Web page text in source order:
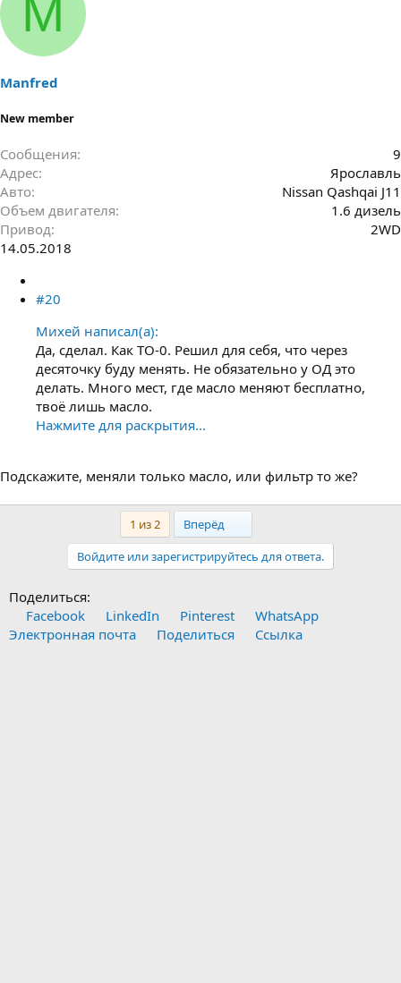
M
Manfred
New member
Сообщения
9
Адрес
Ярославль
Авто
Nissan Qashqai J11
Объем двигателя
1.6 дизель
Привод
2WD
14.05.2018
#20
Михей написал(а):
Да, сделал. Как ТО-0. Решил для себя, что через
десяточку буду менять. Не обязательно у ОД это
делать. Много мест, где масло меняют бесплатно,
твоё лишь масло.
Нажмите для раскрытия...
Подскажите, меняли только масло, или фильтр то же?
1 из 2 Вперёд
Войдите или зарегистрируйтесь для ответа.
Поделиться:
Facebook
LinkedIn Pinterest
WhatsApp
Электронная почта
Поделиться Ссылка